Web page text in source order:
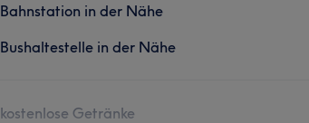
Bahnstation in der Nähe
Bushaltestelle in der Nähe
kostenlose Getränke